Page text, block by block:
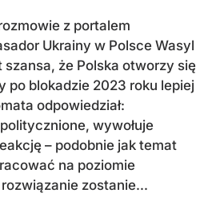
z portalem
Ukrainy w Polsce Wasyl
szansa, że Polska otworzy się
po blokadzie 2023 roku lepiej
odpowiedział:
wywołuje
– podobnie jak temat
na poziomie
zostanie...